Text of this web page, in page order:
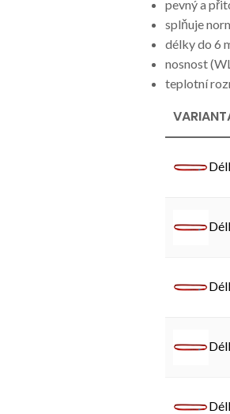
pevný a
splňuje
délky do 6
nosnost
teplotní